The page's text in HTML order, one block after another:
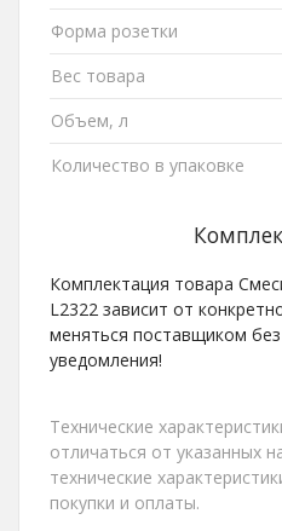
Форма розетки
Вес товара
Объем, л
Количество в упаковке
Комплектация товара
L2322 зависит от
меняться поставщиком
уведомления!
Технические
отличаться от указанных
технические
покупки и оплаты.